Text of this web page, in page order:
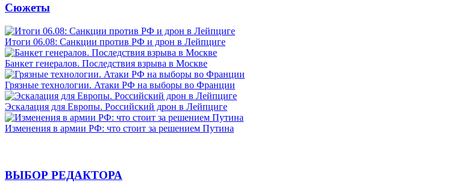
Сюжеты
Итоги 06.08: Санкции против РФ и дрон в Лейпциге
Банкет генералов. Последствия взрыва в Москве
Грязные технологии. Атаки РФ на выборы во Франции
Эскалация для Европы. Российский дрон в Лейпциге
Изменения в армии РФ: что стоит за решением Путина
ВЫБОР РЕДАКТОРА